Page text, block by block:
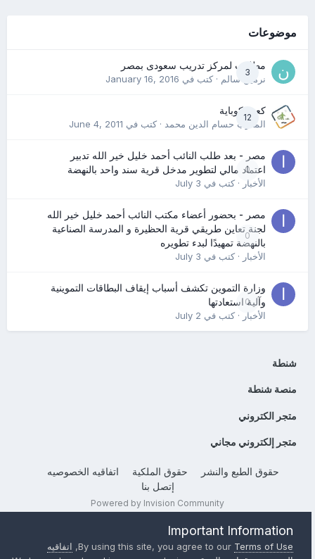
موضوعات
3
مطلوب لمركز تدريب سعودى بمصر
نرمين سالم· كتب في January 16, 2016
12
كعب كوباية
المدرب حسام الدين محمد· كتب في June 4, 2011
0
مصر - بعد طلب النائب أحمد خليل خير الله تدبير
اعتماد مالي لتطوير مدخل قرية سند واحد بالنهضة
الأخبار· كتب في July 3
0
مصر - بحضور أعضاء مكتب النائب أحمد خليل خير الله
لجنة تعاين طريقي قرية الحظيرة و المدرسة الصناعية
بالنهضة تمهيدًا لبدء تطويره
الأخبار· كتب في July 3
0
وزارة التموين تكشف أسباب إيقاف البطاقات التموينية
وآلية استعادتها
الأخبار· كتب في July 2
شنطة
منصة شنطة
متجر الكتروني
متجر إلكتروني مجاني
حقوق الطبع والنشر حقوق الملكية
اتفاقيه الخصوصيه
إتصل بنا
Powered by Invision Community
Important Information
By using this site, you agree to ourTerms of Use
, اتفاقيه